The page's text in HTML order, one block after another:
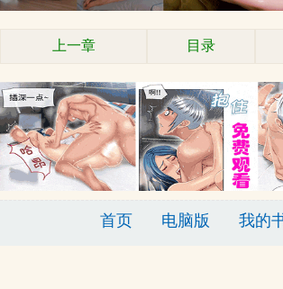
上一章 目录
首页 电脑版 我的